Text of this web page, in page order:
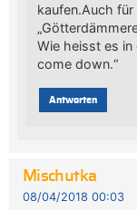
kaufen.Auch
Wie heisst es in
come down.“
Antworten
Mischutka
08/04/2018 00:03